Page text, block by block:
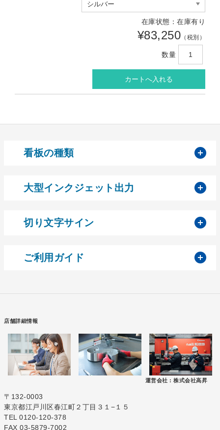
在庫状態：在庫有り
¥83,250 （税別）
数量
看板の種類
大型インクジェット出力
切り文字サイン
ご利用ガイド
店舗詳細情報
運営会社 : 株式会社高昇
〒132-0003
東京都江戸川区春江町２丁目３１−１５
TEL 0120-120-378
FAX 03-5879-7002